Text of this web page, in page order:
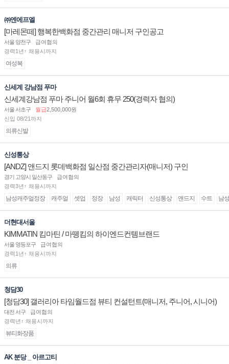
㈜엔에프엘
[마레몬떼] 행복한백화점 중간관리 매니저 구인공고
서울 양천구
급여협의
경력1년↑ 채용시까지
여성복
신세계 강남점 푸마
신세계강남점 푸마 주니어 월6회 휴무 250(경력자 협의)
서울 서초구 월급2,500,000원
신입 08/21까지
의류신발
신성통상
[ANDZ] 앤드지 롯데백화점 일산점 중간관리자(매니저) 구인
경기 고양시 일산동구
급여협의
경력3년↑ 채용시까지
남성캐주얼정장 캐주얼 셋업 정장 남성 캐릭터 신성통상 앤드지 수트 남
더현대서울
KIMMATIN 킴마틴 / 마뗑킴의 하이엔드컨템브랜드
서울 영등포구
급여협의
경력1년↑ 채용시까지
의류
청담30
[청담30] 갤러리아 타임월드점 뷰티 컨설턴트(매니저, 주니어, 시니어)
채용
대전 서구
급여협의
경력년↑ 채용시까지
뷰티화장품
AK 분당 _ 아르고티